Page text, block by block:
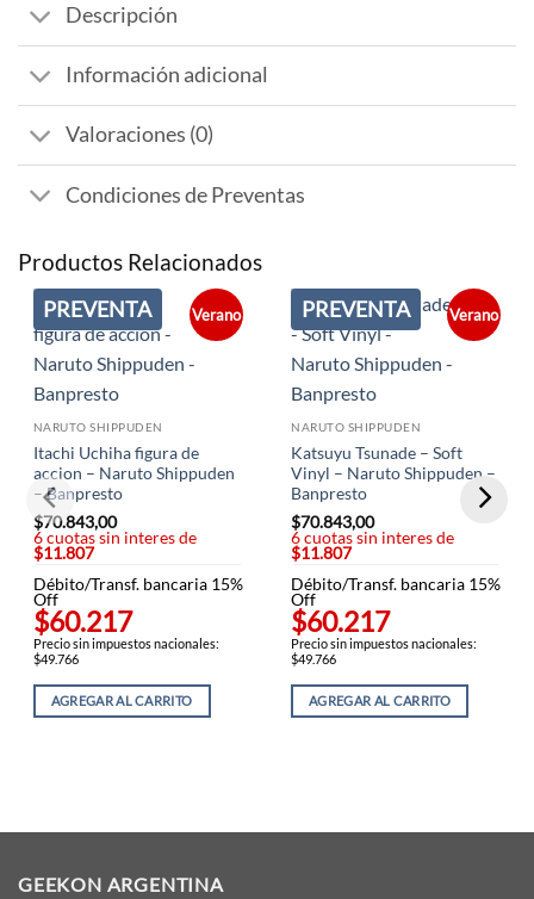
Descripción
Información adicional
Valoraciones (0)
Condiciones de Preventas
Productos Relacionados
PREVENTA Verano
NARUTO SHIPPUDEN
Itachi Uchiha figura de
accion – Naruto Shippuden
– Banpresto
$70.843,00
6 cuotas sin interes de
$11.807
Débito/Transf. bancaria 15%
Off
$60.217
Precio sin impuestos nacionales:
$49.766
AGREGAR AL CARRITO
PREVENTA Verano
NARUTO SHIPPUDEN
Katsuyu Tsunade – Soft
Vinyl – Naruto Shippuden –
Banpresto
$70.843,00
6 cuotas sin interes de
$11.807
Débito/Transf. bancaria 15%
Off
$60.217
Precio sin impuestos nacionales:
$49.766
AGREGAR AL CARRITO
GEEKON ARGENTINA